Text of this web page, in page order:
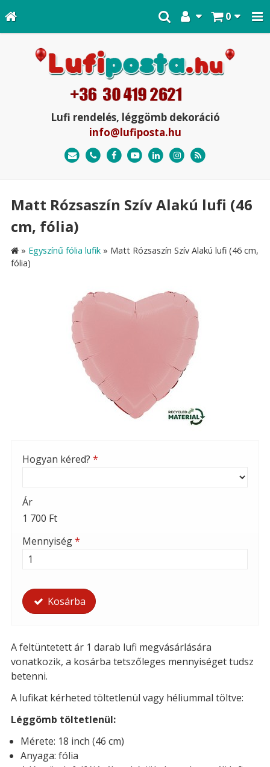
0
Lufi rendelés, léggömb dekoráció
info@lufiposta.hu
Matt Rózsaszín Szív Alakú lufi (46
cm, fólia)
» Egyszínű fólia lufik » Matt Rózsaszín Szív Alakú lufi (46 cm,
fólia)
Hogyan kéred? *
Ár
1 700 Ft
Mennyiség*
Kosárba
A feltüntetett ár 1 darab lufi megvásárlására
vonatkozik, a kosárba tetszőleges mennyiséget tudsz
betenni.
A lufikat kérheted töltetlenül vagy héliummal töltve:
Léggömb töltetlenül:
Mérete: 18 inch (46 cm)
Anyaga: fólia